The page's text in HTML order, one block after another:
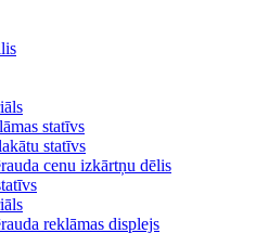
statīvs
statīvs
cenu izkārtņu dēlis
reklāmas displejs